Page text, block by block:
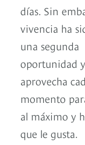
días. Sin
vivencia ha
una segunda
oportunidad y
aprovecha
momento
al máximo y
que le gusta.